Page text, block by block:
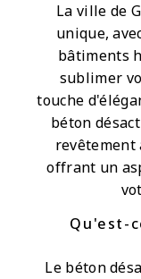
La ville de
unique,
bâtiments
sublimer
touche
béton
offrant un
Qu'est-
Le béton